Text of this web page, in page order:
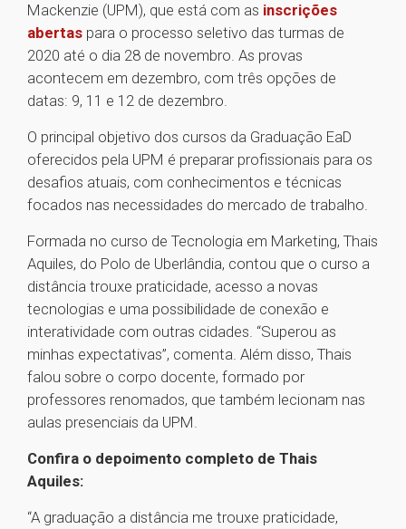
Mackenzie (UPM), que está com as inscrições
abertas para o processo seletivo das turmas de
2020 até o dia 28 de novembro. As provas
acontecem em dezembro, com três opções de
datas: 9, 11 e 12 de dezembro.
O principal objetivo dos cursos da Graduação EaD
oferecidos pela UPM é preparar profissionais para os
desafios atuais, com conhecimentos e técnicas
focados nas necessidades do mercado de trabalho.
Formada no curso de Tecnologia em Marketing, Thais
Aquiles, do Polo de Uberlândia, contou que o curso a
distância trouxe praticidade, acesso a novas
tecnologias e uma possibilidade de conexão e
interatividade com outras cidades. “Superou as
minhas expectativas”, comenta. Além disso, Thais
falou sobre o corpo docente, formado por
professores renomados, que também lecionam nas
aulas presenciais da UPM.
Confira o depoimento completo de Thais
Aquiles:
“A graduação a distância me trouxe praticidade,